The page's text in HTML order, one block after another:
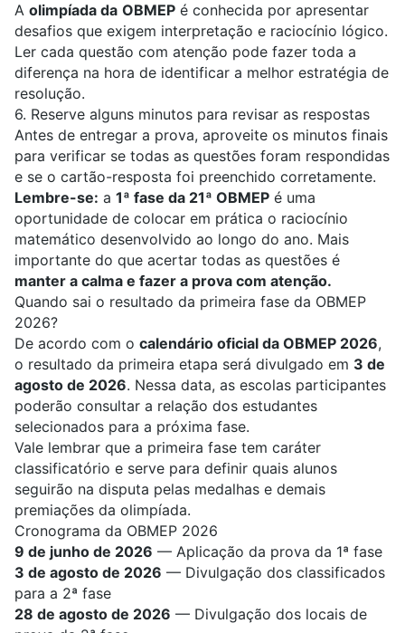
A olimpíada da OBMEP é conhecida por apresentar
desafios que exigem interpretação e raciocínio lógico.
Ler cada questão com atenção pode fazer toda a
diferença na hora de identificar a melhor estratégia de
resolução.
6. Reserve alguns minutos para revisar as respostas
Antes de entregar a prova, aproveite os minutos finais
para verificar se todas as questões foram respondidas
e se o cartão-resposta foi preenchido corretamente.
Lembre-se: a 1ª fase da 21ª OBMEP é uma
oportunidade de colocar em prática o raciocínio
matemático desenvolvido ao longo do ano. Mais
importante do que acertar todas as questões é
manter a calma e fazer a prova com atenção.
Quando sai o resultado da primeira fase da OBMEP
2026?
De acordo com o calendário oficial da OBMEP 2026,
o resultado da primeira etapa será divulgado em 3 de
agosto de 2026. Nessa data, as escolas participantes
poderão consultar a relação dos estudantes
selecionados para a próxima fase.
Vale lembrar que a primeira fase tem caráter
classificatório e serve para definir quais alunos
seguirão na disputa pelas medalhas e demais
premiações da olimpíada.
Cronograma da OBMEP 2026
9 de junho de 2026 — Aplicação da prova da 1ª fase
3 de agosto de 2026 — Divulgação dos classificados
para a 2ª fase
28 de agosto de 2026 — Divulgação dos locais de